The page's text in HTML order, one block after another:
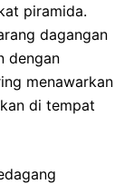
piramida.
dagangan
dengan
menawarkan
di tempat